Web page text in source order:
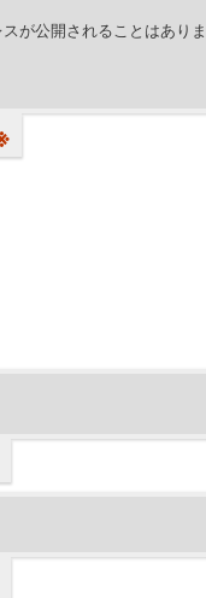
が公開されることはありま